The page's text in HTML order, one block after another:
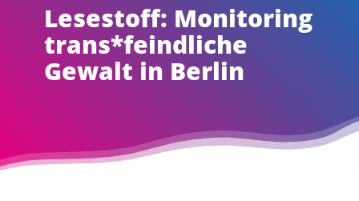
Lesestoff: Monitoring
trans*feindliche
Gewalt in Berlin